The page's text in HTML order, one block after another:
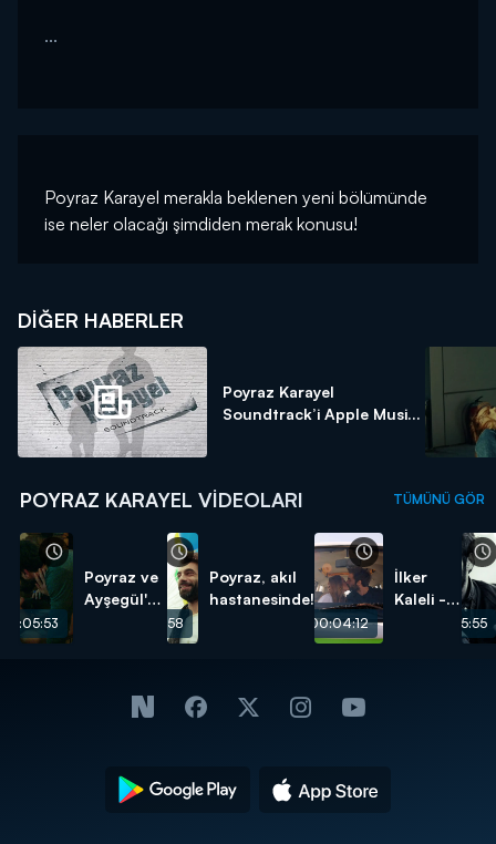
...
Poyraz Karayel merakla beklenen yeni bölümünde
ise neler olacağı şimdiden merak konusu!
DIĞER HABERLER
Poyraz Karayel
Soundtrack’i Apple Musi...
POYRAZ KARAYEL VIDEOLARI TÜMÜNÜ GÖR
00:05:53
Poyraz ve
Ayşegül'ün
00:05:58
Poyraz, akıl
hastanesinde!
00:04:12
İlker
Kaleli -
00:05:55